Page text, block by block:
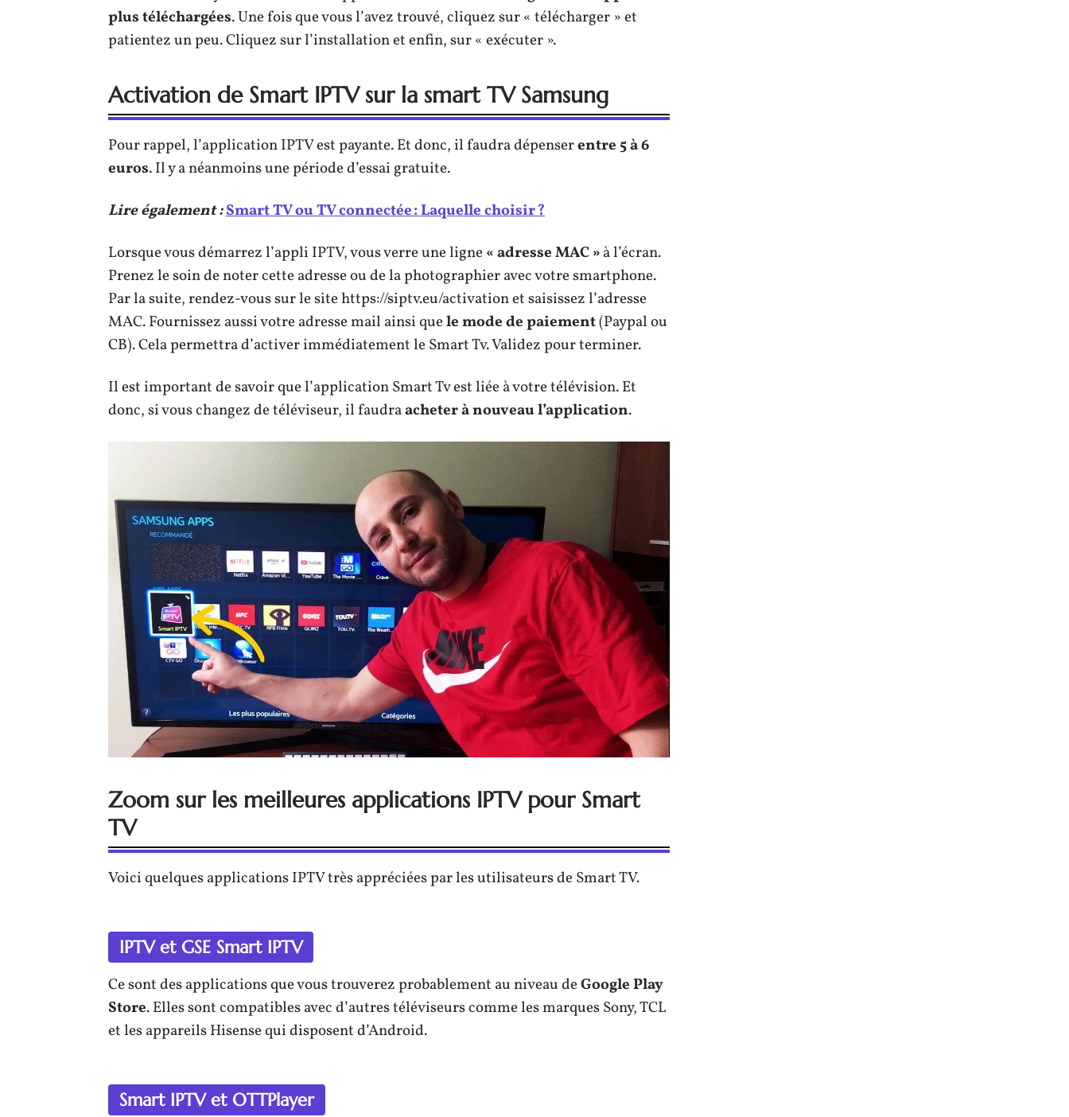
plus téléchargées. Une fois que vous l’avez trouvé, cliquez sur « télécharger » et
patientez un peu. Cliquez sur l’installation et enfin, sur « exécuter ».
Activation de Smart IPTV sur la smart TV Samsung
Pour rappel, l’application IPTV est payante. Et donc, il faudra dépenserentre 5 à 6
euros. Il y a néanmoins une période d’essai gratuite.
Lire également :Smart TV ou TV connectée : Laquelle choisir ?
Lorsque vous démarrez l’appli IPTV, vous verre une ligne« adresse MAC »à l’écran.
Prenez le soin de noter cette adresse ou de la photographier avec votre smartphone.
Par la suite, rendez-vous sur le site https://siptv.eu/activation et saisissez l’adresse
MAC. Fournissez aussi votre adresse mail ainsi quele mode de paiement(Paypal ou
CB). Cela permettra d’activer immédiatement le Smart Tv. Validez pour terminer.
Il est important de savoir que l’application Smart Tv est liée à votre télévision. Et
donc, si vous changez de téléviseur, il faudraacheter à nouveau l’application.
Zoom sur les meilleures applications IPTV pour Smart
TV
Voici quelques applications IPTV très appréciées par les utilisateurs de Smart TV.
IPTV et GSE Smart IPTV
Ce sont des applications que vous trouverez probablement au niveau deGoogle Play
Store. Elles sont compatibles avec d’autres téléviseurs comme les marques Sony, TCL
et les appareils Hisense qui disposent d’Android.
Smart IPTV et OTTPlayer